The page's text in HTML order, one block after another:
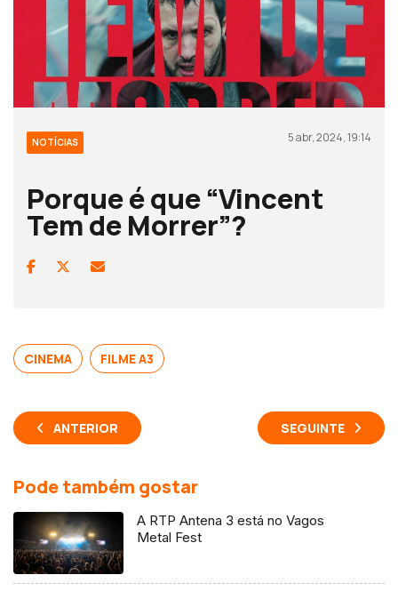
NOTÍCIAS 5 abr, 2024, 19:14
Porque é que “Vincent
Tem de Morrer”?
CINEMA FILME A3
ANTERIOR SEGUINTE
Pode também gostar
A RTP Antena 3 está no Vagos
Metal Fest